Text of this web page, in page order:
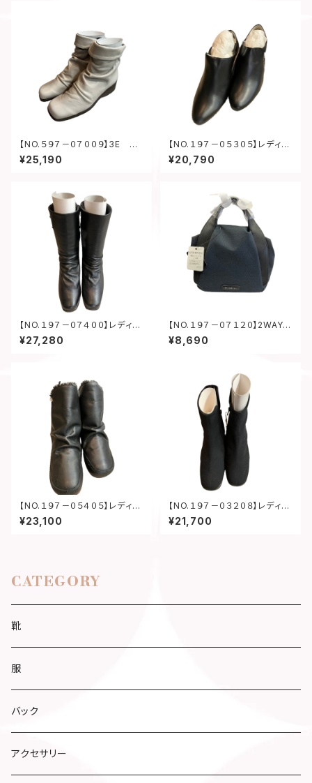
【NO.５９７－０７００９】3E 牛
革 ギャザーブーツ
¥25,190
【NO.１９７－０５３０５】レディー
スブーティー
¥20,790
【NO.１９７－０７４００】レディー
スブーティー
¥27,280
【NO.１９７－０７１２０】2WAYミ
ニボストンバッグ
¥8,690
【NO.１９７－０５４０５】レディー
スブーティー
¥23,100
【NO.１９７－０３２０８】レディー
スブーティー
¥21,700
CATEGORY
靴
服
バック
アクセサリー